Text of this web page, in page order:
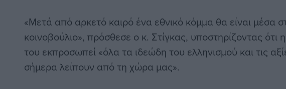
«Μετά από αρκετό καιρό ένα εθνικό κόμμα θα είναι μέσα
κοινοβούλιο», πρόσθεσε ο κ. Στίγκας, υποστηρίζοντας ότι
του εκπροσωπεί «όλα τα ιδεώδη του ελληνισμού και τις
σήμερα λείπουν από τη χώρα μας».